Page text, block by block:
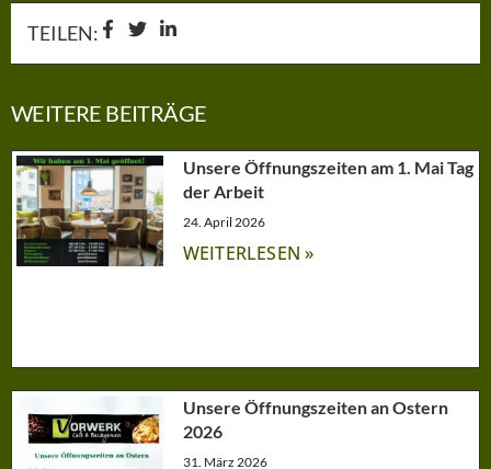
TEILEN:
WEITERE BEITRÄGE
Unsere Öffnungszeiten am 1. Mai Tag
der Arbeit
24. April 2026
WEITERLESEN »
Unsere Öffnungszeiten an Ostern
2026
31. März 2026